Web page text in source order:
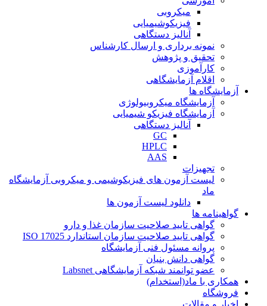
میکروبی
فیزیکوشیمیایی
آنالیز دستگاهی
نمونه برداری و ارسال کارشناس
تحقیق و پژوهش
کارآموزی
اقلام آزمایشگاهی
آزمایشگاه ها
آزمایشگاه میکروبیولوژی
آزمایشگاه فیزیکو شیمیایی
آنالیز دستگاهی
GC
HPLC
AAS
تجهیزات
لیست آزمون های فیزیکوشیمی و میکروبی آزمایشگاه
ماد
دانلود لیست آزمون ها
گواهینامه ها
گواهی تایید صلاحیت سازمان غذا و دارو
گواهی تایید صلاحیت سازمان استاندارد ISO 17025
پروانه مسئول فنی آزمایشگاه
گواهی دانش بنیان
عضو توانمند شبکه آزمایشگاهی Labsnet
همکاری با ماد(استخدام)
فروشگاه